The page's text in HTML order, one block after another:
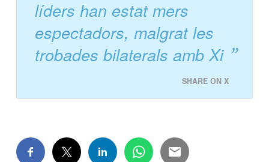
líders han estat mers
espectadors, malgrat les
trobades bilaterals amb Xi
SHARE ON X